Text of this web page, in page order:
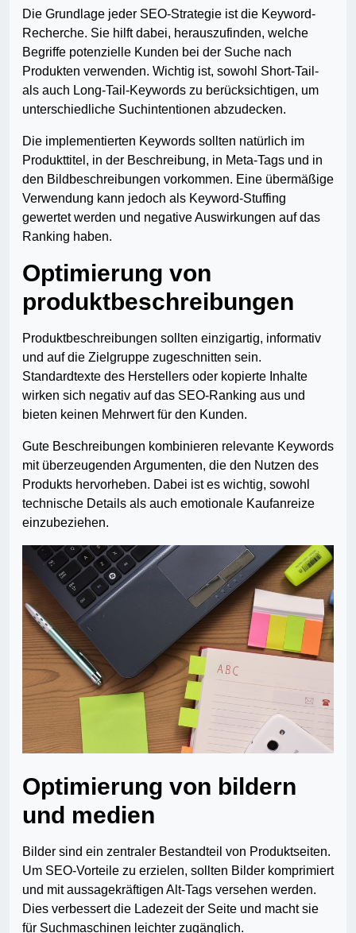
Die Grundlage jeder SEO-Strategie ist die Keyword-
Recherche. Sie hilft dabei, herauszufinden, welche
Begriffe potenzielle Kunden bei der Suche nach
Produkten verwenden. Wichtig ist, sowohl Short-Tail-
als auch Long-Tail-Keywords zu berücksichtigen, um
unterschiedliche Suchintentionen abzudecken.
Die implementierten Keywords sollten natürlich im
Produkttitel, in der Beschreibung, in Meta-Tags und in
den Bildbeschreibungen vorkommen. Eine übermäßige
Verwendung kann jedoch als Keyword-Stuffing
gewertet werden und negative Auswirkungen auf das
Ranking haben.
Optimierung von
produktbeschreibungen
Produktbeschreibungen sollten einzigartig, informativ
und auf die Zielgruppe zugeschnitten sein.
Standardtexte des Herstellers oder kopierte Inhalte
wirken sich negativ auf das SEO-Ranking aus und
bieten keinen Mehrwert für den Kunden.
Gute Beschreibungen kombinieren relevante Keywords
mit überzeugenden Argumenten, die den Nutzen des
Produkts hervorheben. Dabei ist es wichtig, sowohl
technische Details als auch emotionale Kaufanreize
einzubeziehen.
Optimierung von bildern
und medien
Bilder sind ein zentraler Bestandteil von Produktseiten.
Um SEO-Vorteile zu erzielen, sollten Bilder komprimiert
und mit aussagekräftigen Alt-Tags versehen werden.
Dies verbessert die Ladezeit der Seite und macht sie
für Suchmaschinen leichter zugänglich.